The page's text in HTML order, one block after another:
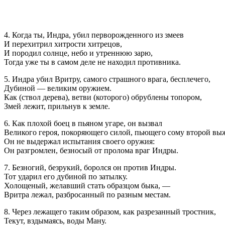
4. Когда ты, Индра, убил перворожденного из змеев
И перехитрил хитрости хитрецов,
И породил солнце, небо и утреннюю зарю,
Тогда уже ты в самом деле не находил противника.
5. Индра убил Вритру, самого страшного врага, бесплечего,
Дубиной — великим оружием.
Как (ствол дерева), ветви (которого) обрублены топором,
Змей лежит, прильнув к земле.
6. Как плохой боец в пьяном угаре, он вызвал
Великого героя, покоряющего силой, пьющего сому второй
Он не выдержал испытания своего оружия:
Он разгромлен, безносый от пролома враг Индры.
7. Безногий, безрукий, боролся он против Индры.
Тот ударил его дубиной по затылку.
Холощеный, желавший стать образцом быка, —
Вритра лежал, разбросанный по разным местам.
8. Через лежащего таким образом, как разрезанный тростник,
Текут, вздымаясь, воды Ману.